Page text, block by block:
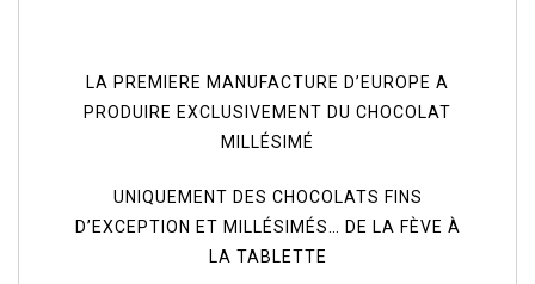
LA PREMIERE MANUFACTURE D’EUROPE A
PRODUIRE EXCLUSIVEMENT DU CHOCOLAT
MILLÉSIMÉ
UNIQUEMENT DES CHOCOLATS FINS
D’EXCEPTION ET MILLÉSIMÉS… DE LA FÈVE À
LA TABLETTE